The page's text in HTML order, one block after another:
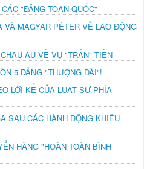
"ĐẢNG TOÀN QUỐC"
VÀ MAGYAR PÉTER VỀ LAO ĐỘNG
ÂU VỀ VỤ "TRẤN" TIỀN
5 ĐẢNG "THƯỢNG ĐÀI"!
LỜI KỂ CỦA LUẬT SƯ PHÍA
SAU CÁC HÀNH ĐỘNG KHIÊU
HÀNG "HOÀN TOÀN BÌNH